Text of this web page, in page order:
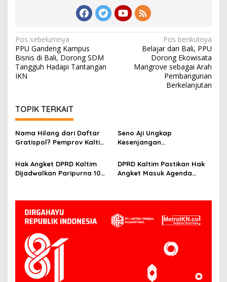
Navigasi
pos
Pos sebelumnya
PPU Gandeng Kampus
Bisnis di Bali, Dorong SDM
Tangguh Hadapi Tantangan
IKN
Pos berikutnya
Belajar dari Bali, PPU
Dorong Ekowisata
Mangrove sebagai Arah
Pembangunan
Berkelanjutan
TOPIK TERKAIT
Nama Hilang dari Daftar
Gratispol? Pemprov Kaltim
Penerima
Seno Aji Ungkap
Kesenjangan
Fokus Pembangunan ke
Depan
Hak Angket DPRD Kaltim
Dijadwalkan Paripurna 10
DPRD Kaltim Pastikan Hak
Angket Masuk Agenda